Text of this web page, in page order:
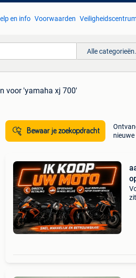
en info Voorwaarden
Alle
voor 'yamaha xj 700'
Bewaar je zoekopdracht